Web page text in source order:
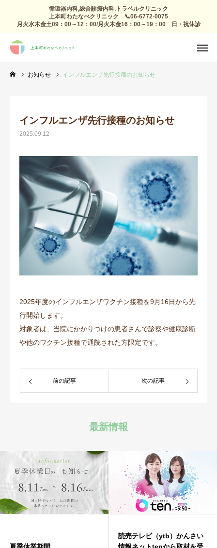
循環器内科,総合診療内科,トラベルクリニック
上本町わたなべクリニック 📞06-6772-0075
月火水木金土09：00～12：00/月火木金16：00～19：00 日・祝休診
お知らせ インフルエンザ先行接種のお知らせ
インフルエンザ先行接種のお知らせ
2025.09.12
2025年度のインフルエンザワクチン接種を9月16日から先
行開始します。
対象者は、当院にかかりつけの患者さんで診察や健康診断
や他のワクチン接種で通院された方限定です。
前の記事 次の記事
最新情報
読売テレビ（ytb）かんさい
予防接種 トラベルクリニック
健康診断
高血圧 生活習慣病
心療内科
整形外科 リハビリ
📞06-6772-0075